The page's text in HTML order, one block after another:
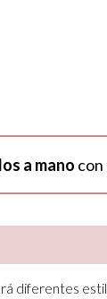
a mano con
diferentes